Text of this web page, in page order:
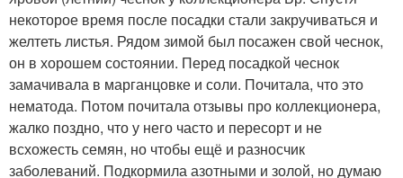
некоторое время после посадки стали закручиваться и
желтеть листья. Рядом зимой был посажен свой чеснок,
он в хорошем состоянии. Перед посадкой чеснок
замачивала в марганцовке и соли. Почитала, что это
нематода. Потом почитала отзывы про коллекционера,
жалко поздно, что у него часто и пересорт и не
всхожесть семян, но чтобы ещё и разносчик
заболеваний. Подкормила азотными и золой, но думаю